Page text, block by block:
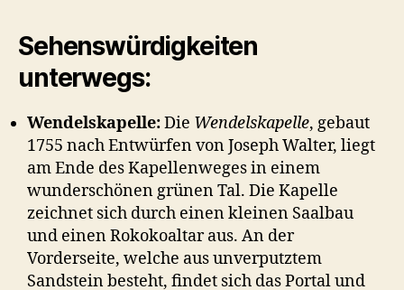
Sehenswürdigkeiten
unterwegs:
Wendelskapelle:Die Wendelskapelle, gebaut
1755 nach Entwürfen von Joseph Walter, liegt
am Ende des Kapellenweges in einem
wunderschönen grünen Tal. Die Kapelle
zeichnet sich durch einen kleinen Saalbau
und einen Rokokoaltar aus. An der
Vorderseite, welche aus unverputztem
Sandstein besteht, findet sich das Portal und